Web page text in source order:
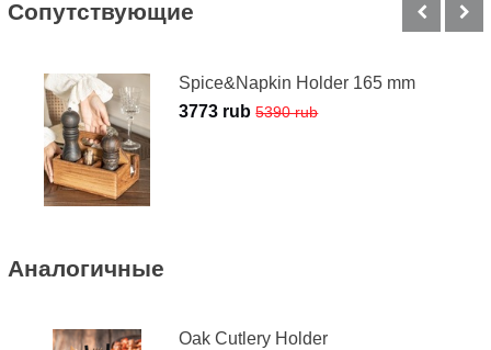
Cопутствующие
Spice&Napkin Holder 165 mm
3773 rub5390 rub
Аналогичные
Oak Cutlery Holder